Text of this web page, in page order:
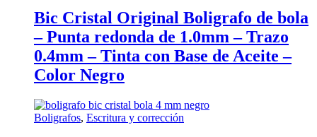
Bic Cristal Original Boligrafo de bola
– Punta redonda de 1.0mm – Trazo
0.4mm – Tinta con Base de Aceite –
Color Negro
Boligrafos, Escritura y corrección